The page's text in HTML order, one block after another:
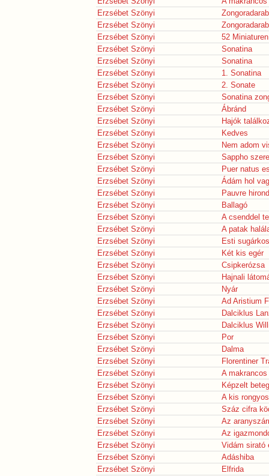
Erzsébet Szönyi
Erzsébet Szönyi
Erzsébet Szönyi
52 Miniaturen
Erzsébet Szönyi
Sonatina
Erzsébet Szönyi
Sonatina
Erzsébet Szönyi
1. Sonatina
Erzsébet Szönyi
2. Sonate
Erzsébet Szönyi
Sonatina
Erzsébet Szönyi
Ábránd
Erzsébet Szönyi
Hajók
Erzsébet Szönyi
Kedves
Erzsébet Szönyi
Nem adom
Erzsébet Szönyi
Sappho
Erzsébet Szönyi
Puer natus
Erzsébet Szönyi
Ádám hol
Erzsébet Szönyi
Pauvre
Erzsébet Szönyi
Ballagó
Erzsébet Szönyi
A csenddel
Erzsébet Szönyi
A patak
Erzsébet Szönyi
Esti
Erzsébet Szönyi
Két kis egér
Erzsébet Szönyi
Csipkerózsa
Erzsébet Szönyi
Hajnali
Erzsébet Szönyi
Nyár
Erzsébet Szönyi
Ad Aristium
Erzsébet Szönyi
Dalciklus
Erzsébet Szönyi
Dalciklus
Erzsébet Szönyi
Por
Erzsébet Szönyi
Dalma
Erzsébet Szönyi
Florentiner
Erzsébet Szönyi
A
Erzsébet Szönyi
Képzelt beteg
Erzsébet Szönyi
A kis rongyos
Erzsébet Szönyi
Száz cifra
Erzsébet Szönyi
Az
Erzsébet Szönyi
Az
Erzsébet Szönyi
Vidám sirató
Erzsébet Szönyi
Adáshiba
Erzsébet Szönyi
Elfrida